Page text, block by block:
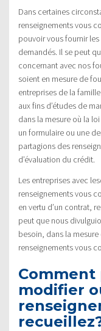
Dans certaines
renseignements vous
pouvoir vous fournir
demandés. Il se peut
concernant avec nos
soient en mesure de
entreprises de la
aux fins d’études de
dans la mesure où la
un formulaire ou une
partagions des
d’évaluation du crédit.
Les entreprises avec
renseignements vous
en vertu d’un contrat,
peut que nous
besoin, dans la
renseignements vous
Comment
modifier